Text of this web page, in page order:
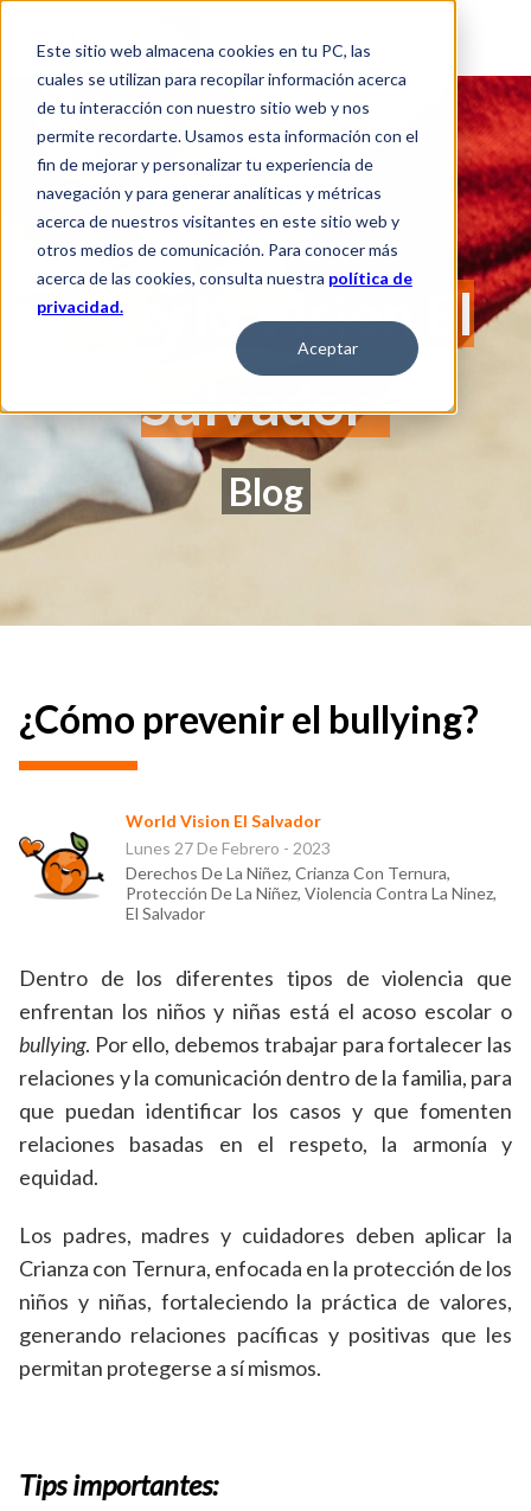
Este sitio web almacena cookies en tu PC, las
cuales se utilizan para recopilar información acerca
de tu interacción con nuestro sitio web y nos
permite recordarte. Usamos esta información con el
fin de mejorar y personalizar tu experiencia de
navegación y para generar analíticas y métricas
acerca de nuestros visitantes en este sitio web y
otros medios de comunicación. Para conocer más
acerca de las cookies, consulta nuestra política de
privacidad.
Aceptar
World Vision El
Salvador
Blog
¿Cómo prevenir el bullying?
World Vision El Salvador
Lunes 27 De Febrero - 2023
Derechos De La Niñez, Crianza Con Ternura,
Protección De La Niñez, Violencia Contra La Ninez,
El Salvador
Dentro de los diferentes tipos de violencia que
enfrentan los niños y niñas está el acoso escolar o
bullying. Por ello, debemos trabajar para fortalecer las
relaciones y la comunicación dentro de la familia, para
que puedan identificar los casos y que fomenten
relaciones basadas en el respeto, la armonía y
equidad.
Los padres, madres y cuidadores deben aplicar la
Crianza con Ternura, enfocada en la protección de los
niños y niñas, fortaleciendo la práctica de valores,
generando relaciones pacíficas y positivas que les
permitan protegerse a sí mismos.
Tips importantes: